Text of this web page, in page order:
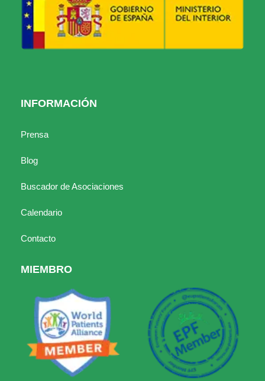
INFORMACIÓN
Prensa
Blog
Buscador de Asociaciones
Calendario
Contacto
MIEMBRO